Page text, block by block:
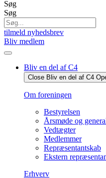
Søg
Søg
tilmeld nyhedsbrev
Bliv medlem
Bliv en del af C4
Close Bliv en del af C4
Om foreningen
Bestyrelsen
Årsmøde og
Vedtægter
Medlemmer
Repræsentantskab
Ekstern
Erhverv